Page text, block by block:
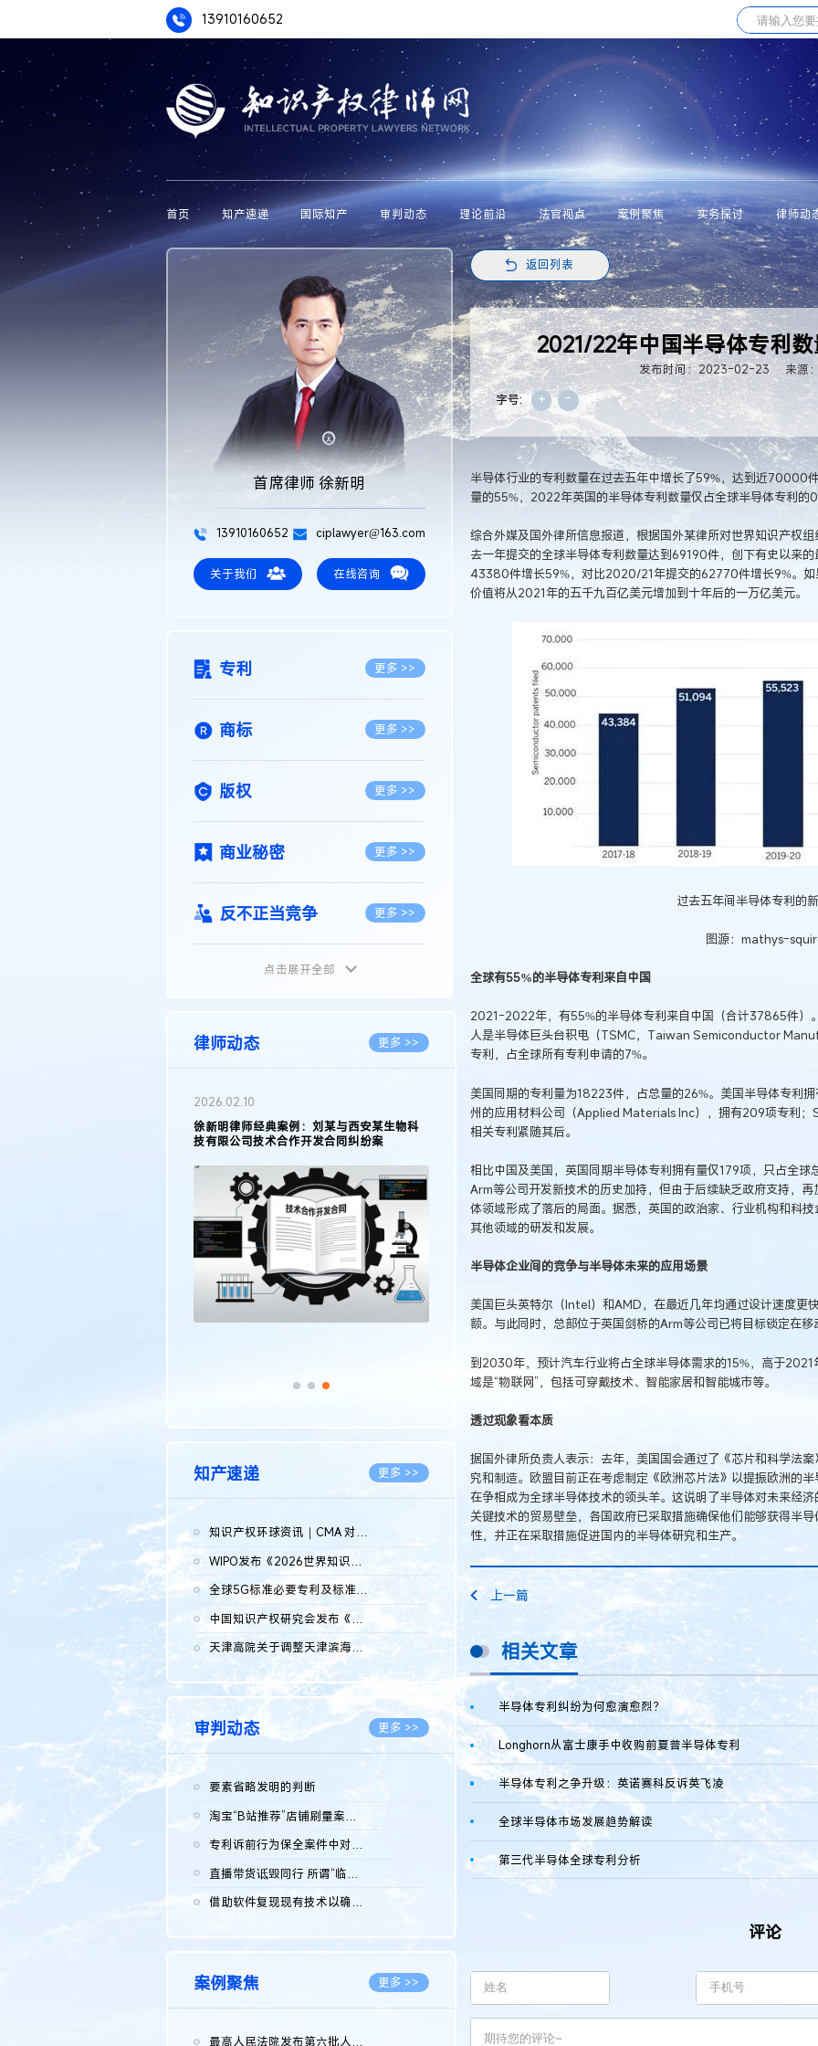
13910160652
首页 知产速递 国际知产 审判动态 理论前沿 法官视点 案例聚焦 实务探讨 律师动
首席律师 徐新明
13910160652 ciplawyer@163.com
关于我们 在线咨询
专利 更多 >>
商标 更多 >>
版权 更多 >>
商业秘密 更多 >>
反不正当竞争 更多 >>
植物新品种
地理标志 更多 >>
集成电路布图设计
传统文化 更多 >>
点击展开全部
律师动态 更多 >>
2026.02.10
徐新明律师经典案例：刘某与西安某生物科
技有限公司技术合作开发合同纠纷案
知产速递 更多 >>
知识产权环球资讯｜CMA 对微软发起调查；批量搬运二手平台数据构...
WIPO发布《2026世界知识产权报告》 含报告全文
全球5G标准必要专利及标准提案研究报告（2026年）全文发布
中国知识产权研究会发布《2025年度中国企业海外知识产权纠纷调查...
2026.08.07
天津高院关于调整天津滨海高新技术产业开发区华苑科技园一审普通...
2026.08.07
审判动态 更多 >>
要素省略发明的判断
淘宝“B站推荐”店铺刷量案维持原判，两被告连带赔偿150万元
专利诉前行为保全案件中对仿制药申请人曾作出三类声明的考量及违...
直播带货诋毁同行 所谓“临场发挥”不免责
借助软件复现现有技术以确认相关参数特征是否被公开
案例聚焦 更多 >>
最高人民法院发布第六批人民法院种业知识产权司法保护典型案例 含...
返回列表
2021/22年中国半导体专利
发布时间：2023-02-23
来源
字号:
+ -
半导体行业的专利数量在过去五年中增长了59%，达到近70000
量的55%，2022年英国的半导体专利数量仅占全球半导体专利的
综合外媒及国外律所信息报道，根据国外某律所对世界知识产权
去一年提交的全球半导体专利数量达到69190件，创下有史以来
43380件增长59%，对比2020/21年提交的62770件增长9%。如
价值将从2021年的五千九百亿美元增加到十年后的一万亿美元。
过去五年间半导体专利的
图源：mathys-
全球有55%的半导体专利来自中国
2021-2022年，有55%的半导体专利来自中国（合计37865件）
人是半导体巨头台积电（TSMC，Taiwan Semiconductor
专利，占全球所有专利申请的7%。
美国同期的专利量为18223件，占总量的26%。美国半导体专利
州的应用材料公司（Applied Materials Inc），拥有209项专利
相关专利紧随其后。
相比中国及美国，英国同期半导体专利拥有量仅179项，只占全
Arm等公司开发新技术的历史加持，但由于后续缺乏政府支持，
体领域形成了落后的局面。据悉，英国的政治家、行业机构和科
其他领域的研发和发展。
半导体企业间的竞争与半导体未来的应用场景
美国巨头英特尔（Intel）和AMD，在最近几年均通过设计速度更
额。与此同时，总部位于英国剑桥的Arm等公司已将目标锁定在
到2030年，预计汽车行业将占全球半导体需求的15%，高于
域是“物联网”，包括可穿戴技术、智能家居和智能城市等。
透过现象看本质
据国外律所负责人表示：去年，美国国会通过了《芯片和科学法
究和制造。欧盟目前正在考虑制定《欧洲芯片法》以提振欧洲的
在争相成为全球半导体技术的领头羊。这说明了半导体对未来经
关键技术的贸易壁垒，各国政府已采取措施确保他们能够获得半
性，并正在采取措施促进国内的半导体研究和生产。
上一篇
相关文章
半导体专利纠纷为何愈演愈烈？
Longhorn从富士康手中收购前夏普半导体专利
半导体专利之争升级：英诺赛科反诉英飞凌
全球半导体市场发展趋势解读
第三代半导体全球专利分析
评论